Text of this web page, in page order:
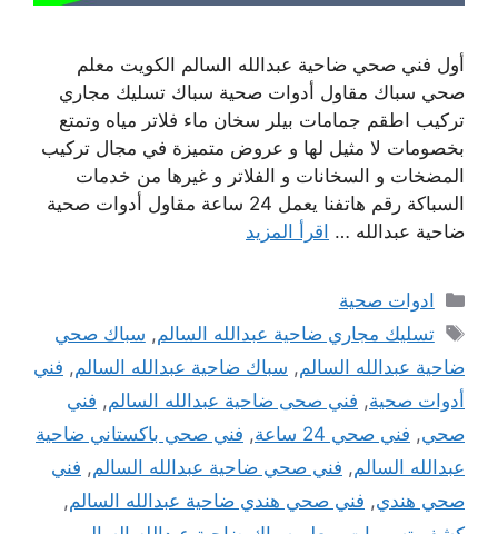
أول فني صحي ضاحية عبدالله السالم الكويت معلم
صحي سباك مقاول أدوات صحية سباك تسليك مجاري
تركيب اطقم جمامات بيلر سخان ماء فلاتر مياه وتمتع
بخصومات لا مثيل لها و عروض متميزة في مجال تركيب
المضخات و السخانات و الفلاتر و غيرها من خدمات
السباكة رقم هاتفنا يعمل 24 ساعة مقاول أدوات صحية
ضاحية عبدالله … اقرأ المزيد
التصنيفات
ادوات صحية
الوسوم
تسليك مجاري ضاحية عبدالله السالم, سباك صحي
ضاحية عبدالله السالم, سباك ضاحية عبدالله السالم, فني
أدوات صحية, فني صحى ضاحية عبدالله السالم, فني
صحي, فني صحي 24 ساعة , فني صحي باكستاني ضاحية
عبدالله السالم, فني صحي ضاحية عبدالله السالم, فني
صحي هندي, فني صحي هندي ضاحية عبدالله السالم,